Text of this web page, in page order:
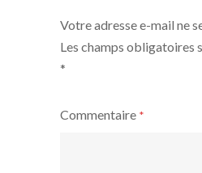
Votre adresse e-mail ne
Les champs obligatoires
*
Commentaire *